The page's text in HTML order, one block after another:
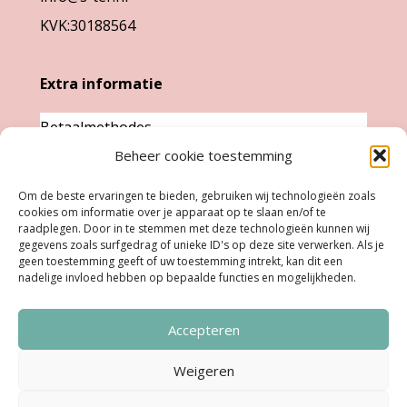
Beheer cookie toestemming
Om de beste ervaringen te bieden, gebruiken wij technologieën zoals
cookies om informatie over je apparaat op te slaan en/of te
raadplegen. Door in te stemmen met deze technologieën kunnen wij
gegevens zoals surfgedrag of unieke ID's op deze site verwerken. Als je
geen toestemming geeft of uw toestemming intrekt, kan dit een
nadelige invloed hebben op bepaalde functies en mogelijkheden.
Accepteren
Weigeren
KVK:30188564
Extra informatie
Betaalmethodes
Garantie & klachten
verzendkosten
Retourneren
Openingstijden